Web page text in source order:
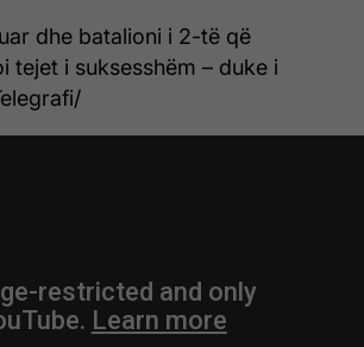
dhe batalioni i 2-të që
tejet i suksesshëm – duke i